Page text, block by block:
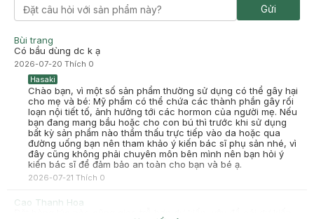
Hasaki -2025-07-03
Hasaki xin chào! Hasaki cảm ơn Huệ Ngọc đã dành thời gian
Hasaki ngày càng phát triển hơn nữa về chất lượng dịch vụ.
Cảm ơn bạn đã tin tưởng và mua sắm tại Hasaki!
Gửi
Bùi trang
Có bầu dùng dc k ạ
2026-07-20 Thích 0
Hasaki
Chào bạn, vì một số sản phẩm thường sử dụng có thể gây hại
cho mẹ và bé: Mỹ phẩm có thể chứa các thành phần gây rối
loạn nội tiết tố, ảnh hưởng tới các hormon của người mẹ. Nếu
bạn đang mang bầu hoặc cho con bú thì trước khi sử dụng
bất kỳ sản phẩm nào thẩm thấu trực tiếp vào da hoặc qua
đường uống bạn nên tham khảo ý kiến bác sĩ phụ sản nhé, vì
đây cũng không phải chuyên môn bên mình nên bạn hỏi ý
kiến bác sĩ để đảm bảo an toàn cho bạn và bé ạ.
2026-07-21 Thích 0
Cao Thanh Hoa